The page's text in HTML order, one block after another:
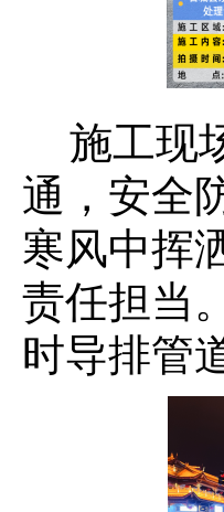
施工现
通，安全
寒风中挥
责任担当
时导排管